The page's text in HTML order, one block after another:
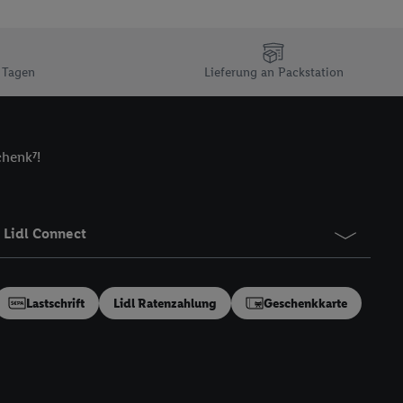
Lieferung an Packstation
Lidl Connect
Lastschrift Lidl Ratenzahlung Geschenkkarte
Ihre Einwilligung
gilt auch für die
und
Quellen,
Informationen,
von
Profilen zur